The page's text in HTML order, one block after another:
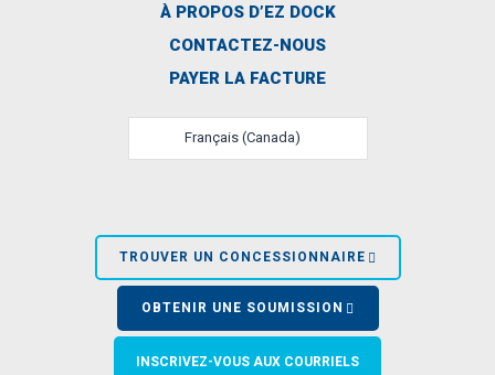
À PROPOS D’EZ DOCK
CONTACTEZ-NOUS
PAYER LA FACTURE
Français (Canada)
TROUVER UN CONCESSIONNAIRE
OBTENIR UNE SOUMISSION
INSCRIVEZ-VOUS AUX COURRIELS